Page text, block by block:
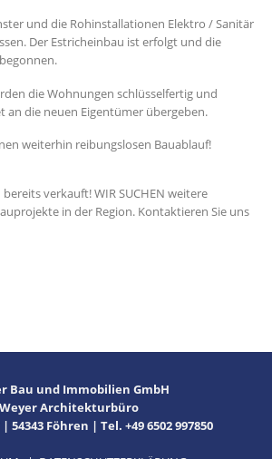
und die Rohinstallationen Elektro / Sanitär
Der Estricheinbau ist erfolgt und die
die Wohnungen schlüsselfertig und
an die neuen Eigentümer übergeben.
weiterhin reibungslosen Bauablauf!
verkauft! WIR SUCHEN weitere
in der Region. Kontaktieren Sie uns
Bau und Immobilien GmbH
Weyer Architekturbüro
54343 Föhren | Tel. +49 6502 997850